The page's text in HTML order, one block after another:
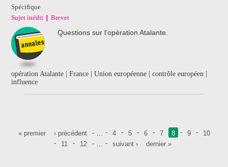
Spécifique
Sujet inédit
Brevet
Questions sur l'opération Atalante.
opération Atalante | France | Union européenne | contrôle européen |
influence
Pages
« premier ‹ précédent 4 5 6 7 8 9
10
11
12 suivant › dernier »